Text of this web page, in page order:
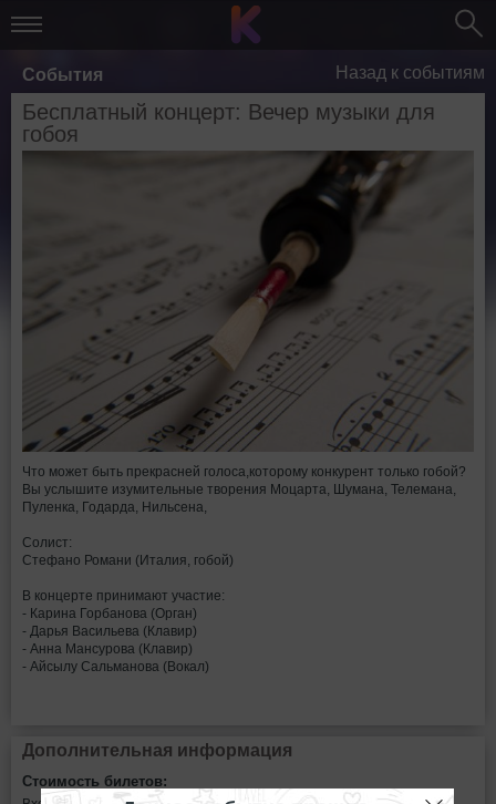
События Назад к событиям
Бесплатный концерт: Вечер музыки для
гобоя
Что может быть прекрасней голоса,которому конкурент только гобой?
Вы услышите изумительные творения Моцарта, Шумана, Телемана,
Пуленка, Годарда, Нильсена,
Солист:
Стефано Романи (Италия, гобой)
В концерте принимают участие:
- Карина Горбанова (Орган)
- Дарья Васильева (Клавир)
- Анна Мансурова (Клавир)
- Айсылу Сальманова (Вокал)
Дополнительная информация
Стоимость билетов: